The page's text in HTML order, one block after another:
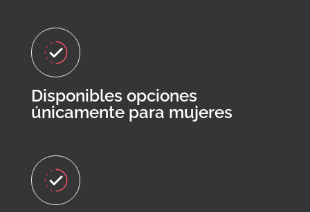
Disponibles opciones
únicamente para mujeres